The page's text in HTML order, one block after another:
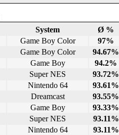
System Ø %
Game Boy Color 97%
Game Boy Color 94.67%
Game Boy 94.2%
Super NES 93.72%
Nintendo 64 93.61%
Dreamcast 93.55%
Game Boy 93.33%
Super NES 93.11%
Nintendo 64 93.11%